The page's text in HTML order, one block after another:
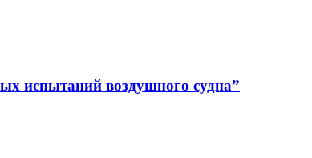
испытаний воздушного судна”